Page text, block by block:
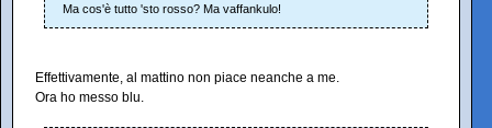
Ma cos'è tutto 'sto rosso? Ma vaffankulo!
Effettivamente, al mattino non piace neanche a me.
Ora ho messo blu.